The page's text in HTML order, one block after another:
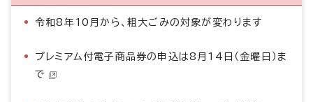
令和8年10月から、粗大ごみの対象が変わります
プレミアム付電子商品券の申込は8月14日（金曜日）ま
で